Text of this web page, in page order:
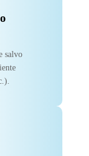
salvo